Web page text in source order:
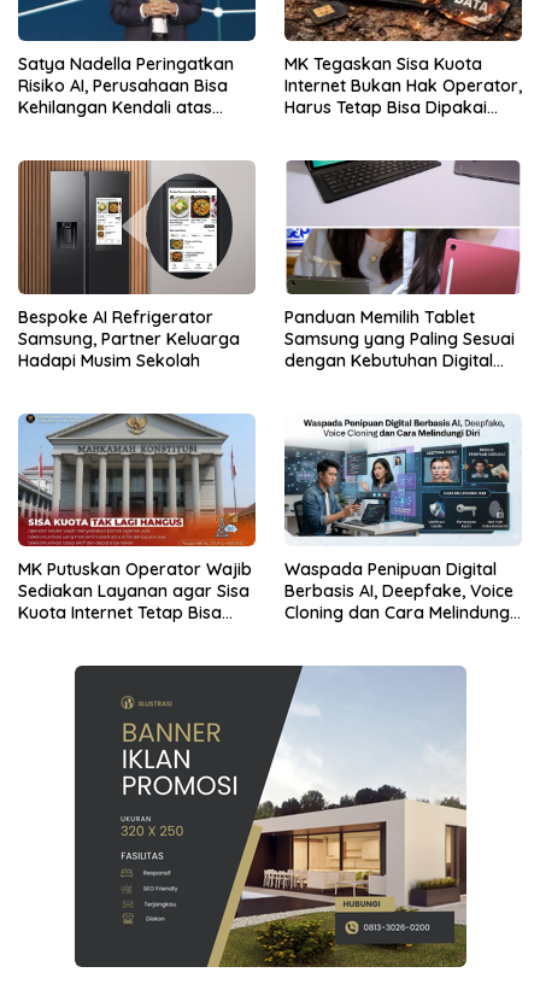
Satya Nadella Peringatkan
Risiko AI, Perusahaan Bisa
Kehilangan Kendali atas
MK Tegaskan Sisa Kuota
Internet Bukan Hak Operator,
Harus Tetap Bisa Dipakai
Bespoke AI Refrigerator
Samsung, Partner Keluarga
Hadapi Musim Sekolah
Panduan Memilih Tablet
Samsung yang Paling Sesuai
dengan Kebutuhan Digital
MK Putuskan Operator Wajib
Sediakan Layanan agar Sisa
Kuota Internet Tetap Bisa
Waspada Penipuan Digital
Berbasis AI, Deepfake, Voice
Cloning dan Cara Melindungi